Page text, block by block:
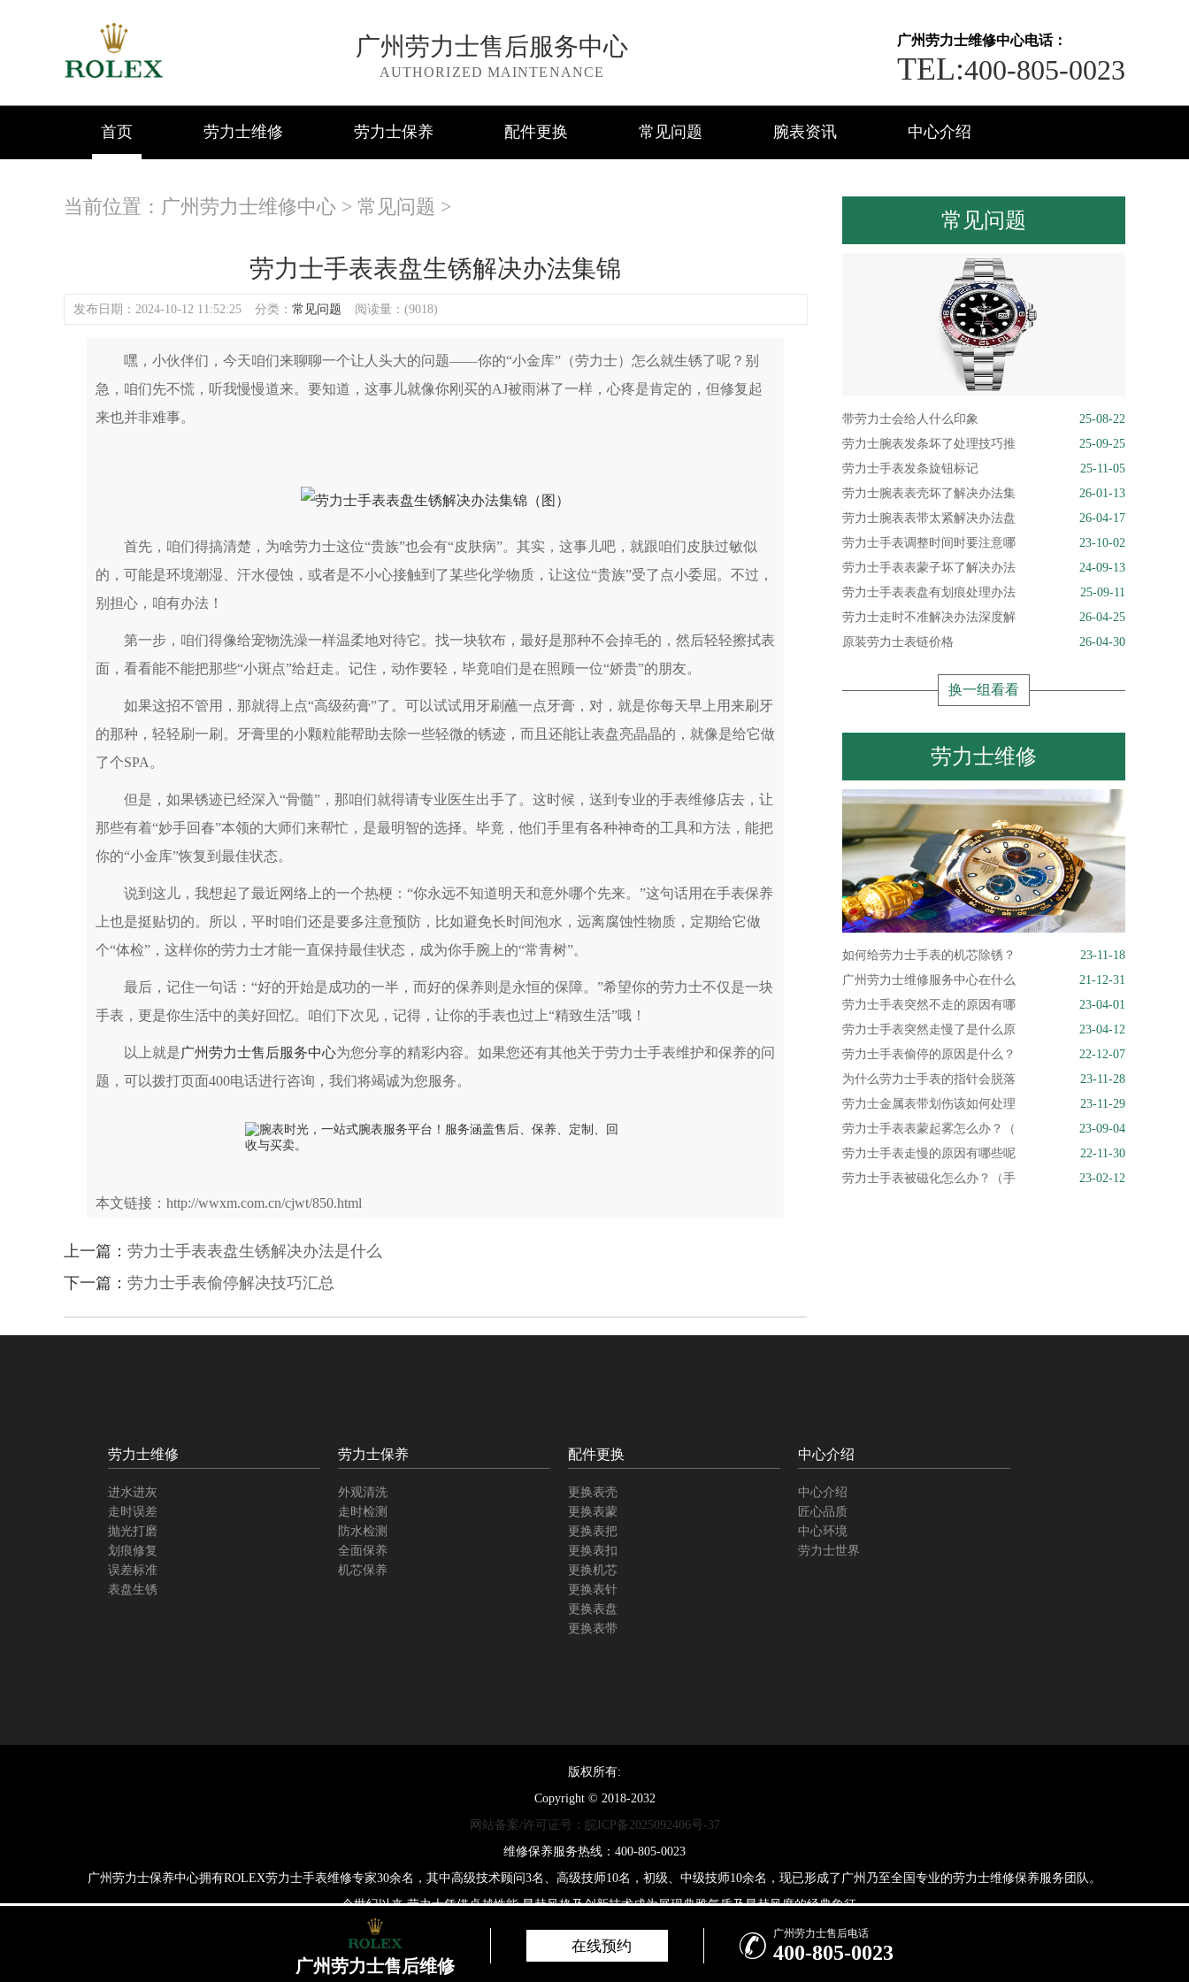
广州劳力士售后服务中心
AUTHORIZED MAINTENANCE
广州劳力士维修中心电话：
TEL:400-805-0023
首页 劳力士维修 劳力士保养 配件更换 常见问题 腕表资讯 中心介绍
当前位置： 广州劳力士维修中心 > 常见问题 >
劳力士手表表盘生锈解决办法集锦
发布日期：2024-10-12 11:52:25 分类： 常见问题 阅读量：(9018)
嘿，小伙伴们，今天咱们来聊聊一个让人头大的问题——你的“小金库”（劳力士）怎么就生锈了呢？别
急，咱们先不慌，听我慢慢道来。要知道，这事儿就像你刚买的AJ被雨淋了一样，心疼是肯定的，但修复起
来也并非难事。
首先，咱们得搞清楚，为啥劳力士这位“贵族”也会有“皮肤病”。其实，这事儿吧，就跟咱们皮肤过敏似
的，可能是环境潮湿、汗水侵蚀，或者是不小心接触到了某些化学物质，让这位“贵族”受了点小委屈。不过，
别担心，咱有办法！
第一步，咱们得像给宠物洗澡一样温柔地对待它。找一块软布，最好是那种不会掉毛的，然后轻轻擦拭表
面，看看能不能把那些“小斑点”给赶走。记住，动作要轻，毕竟咱们是在照顾一位“娇贵”的朋友。
如果这招不管用，那就得上点“高级药膏”了。可以试试用牙刷蘸一点牙膏，对，就是你每天早上用来刷牙
的那种，轻轻刷一刷。牙膏里的小颗粒能帮助去除一些轻微的锈迹，而且还能让表盘亮晶晶的，就像是给它做
了个SPA。
但是，如果锈迹已经深入“骨髓”，那咱们就得请专业医生出手了。这时候，送到专业的手表维修店去，让
那些有着“妙手回春”本领的大师们来帮忙，是最明智的选择。毕竟，他们手里有各种神奇的工具和方法，能把
你的“小金库”恢复到最佳状态。
说到这儿，我想起了最近网络上的一个热梗：“你永远不知道明天和意外哪个先来。”这句话用在手表保养
上也是挺贴切的。所以，平时咱们还是要多注意预防，比如避免长时间泡水，远离腐蚀性物质，定期给它做
个“体检”，这样你的劳力士才能一直保持最佳状态，成为你手腕上的“常青树”。
最后，记住一句话：“好的开始是成功的一半，而好的保养则是永恒的保障。”希望你的劳力士不仅是一块
手表，更是你生活中的美好回忆。咱们下次见，记得，让你的手表也过上“精致生活”哦！
以上就是广州劳力士售后服务中心为您分享的精彩内容。如果您还有其他关于劳力士手表维护和保养的问
题，可以拨打页面400电话进行咨询，我们将竭诚为您服务。
本文链接：http://wwxm.com.cn/cjwt/850.html
上一篇： 劳力士手表表盘生锈解决办法是什么
下一篇： 劳力士手表偷停解决技巧汇总
常见问题
带劳力士会给人什么印象
25-08-22
劳力士腕表发条坏了处理技巧推
25-09-25
劳力士手表发条旋钮标记
25-11-05
劳力士腕表表壳坏了解决办法集
26-01-13
劳力士腕表表带太紧解决办法盘
26-04-17
劳力士手表调整时间时要注意哪
23-10-02
劳力士手表表蒙子坏了解决办法
24-09-13
劳力士手表表盘有划痕处理办法
25-09-11
劳力士走时不准解决办法深度解
26-04-25
原装劳力士表链价格
26-04-30
换一组看看
劳力士维修
如何给劳力士手表的机芯除锈？
23-11-18
广州劳力士维修服务中心在什么
21-12-31
劳力士手表突然不走的原因有哪
23-04-01
劳力士手表突然走慢了是什么原
23-04-12
劳力士手表偷停的原因是什么？
22-12-07
为什么劳力士手表的指针会脱落
23-11-28
劳力士金属表带划伤该如何处理
23-11-29
劳力士手表表蒙起雾怎么办？（
23-09-04
劳力士手表走慢的原因有哪些呢
22-11-30
劳力士手表被磁化怎么办？（手
23-02-12
劳力士维修
进水进灰
走时误差
抛光打磨
划痕修复
误差标准
表盘生锈
劳力士保养
外观清洗
走时检测
防水检测
全面保养
机芯保养
配件更换
更换表壳
更换表蒙
更换表把
更换表扣
更换机芯
更换表针
更换表盘
更换表带
中心介绍
中心介绍
匠心品质
中心环境
劳力士世界
版权所有:
Copyright © 2018-2032
网站备案/许可证号：皖ICP备2025092406号-37
维修保养服务热线：400-805-0023
广州劳力士保养中心拥有ROLEX劳力士手表维修专家30余名，其中高级技术顾问3名、高级技师10名，初级、中级技师10余名，现已形成了广州乃至全国专业的劳力士维修保养服务团队。
一个世纪以来,劳力士凭借卓越性能,显赫风格及创新技术成为展现典雅气质及显赫风度的经典象征.
2026-06-21T17:59:01+08:00
广州劳力士售后维修
在线预约  广州劳力士售后电话
400-805-0023